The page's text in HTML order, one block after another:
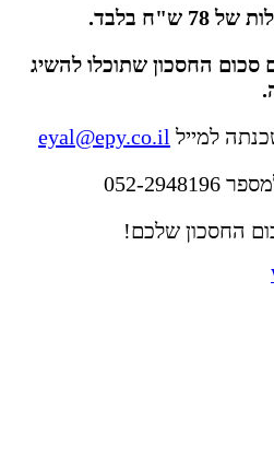
בלבד.
עם סכום החסכון שתוכלו להשיג
למייל eyal@epy.co.il